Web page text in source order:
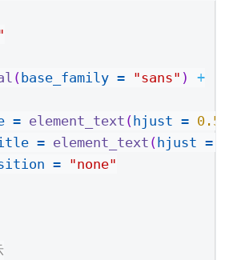
(base_family = "sans" ) +
= element_text (hjust = 0.5
= element_text (hjust =
= "none"